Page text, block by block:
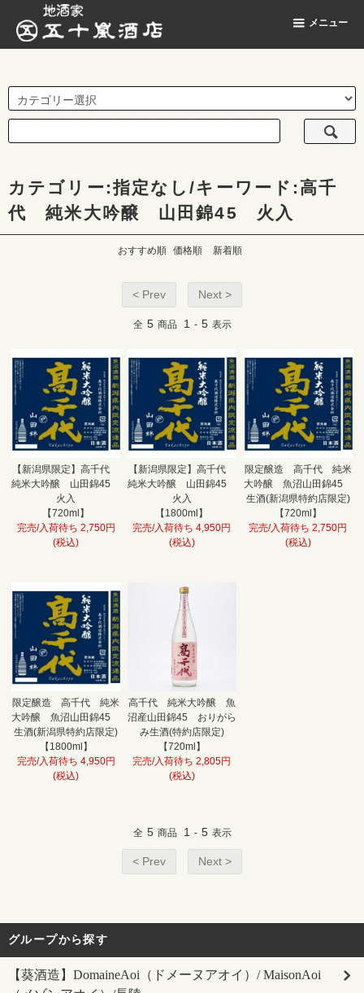
地酒家 五十嵐酒店
メニュー
カテゴリー:指定なし/キーワード:高千
代 純米大吟醸 山田錦45 火入
おすすめ順 価格順 新着順
< Prev Next >
全 5 商品 1 - 5 表示
【新潟県限定】高千代
純米大吟醸 山田錦45
火入
【720ml】
完売/入荷待ち 2,750円
(税込)
【新潟県限定】高千代
純米大吟醸 山田錦45
火入
【1800ml】
完売/入荷待ち 4,950円
(税込)
限定醸造 高千代 純米
大吟醸 魚沼山田錦45
生酒(新潟県特約店限定)
【720ml】
完売/入荷待ち 2,750円
(税込)
限定醸造 高千代 純米
大吟醸 魚沼山田錦45
生酒(新潟県特約店限定)
【1800ml】
完売/入荷待ち 4,950円
(税込)
高千代 純米大吟醸 魚
沼産山田錦45 おりがら
み生酒(特約店限定)
【720ml】
完売/入荷待ち 2,805円
(税込)
全 5 商品 1 - 5 表示
< Prev Next >
グループから探す
【葵酒造】DomaineAoi（ドメーヌアオイ）/ MaisonAoi